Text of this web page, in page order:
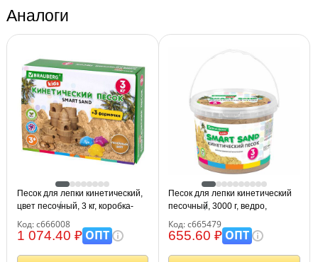
Аналоги
Песок для лепки кинетический,
цвет песочный, 3 кг, коробка-
BRAUBERG KIDS, 666008
Код: с666008
1 074.40 ₽ОПТ
Песок для лепки кинетический
песочный, 3000 г, ведро,
Код: с665479
655.60 ₽ОПТ